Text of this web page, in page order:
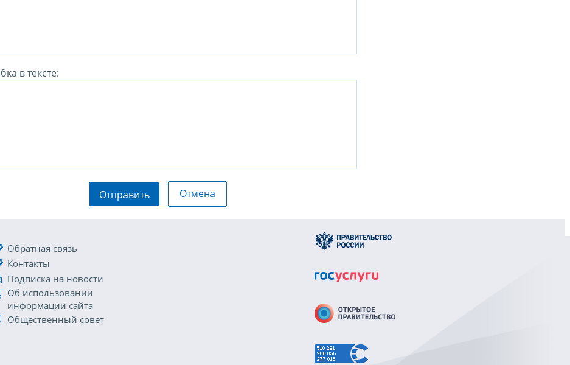
в тексте:
Отправить Отмена
Обратная связь
Контакты
Подписка на новости
Об использовании
информации сайта
Общественный совет